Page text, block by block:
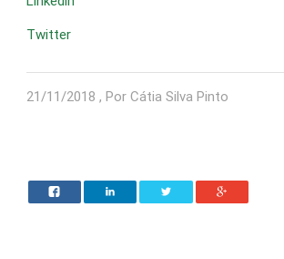
Twitter
21/11/2018 , Por Cátia Silva Pinto